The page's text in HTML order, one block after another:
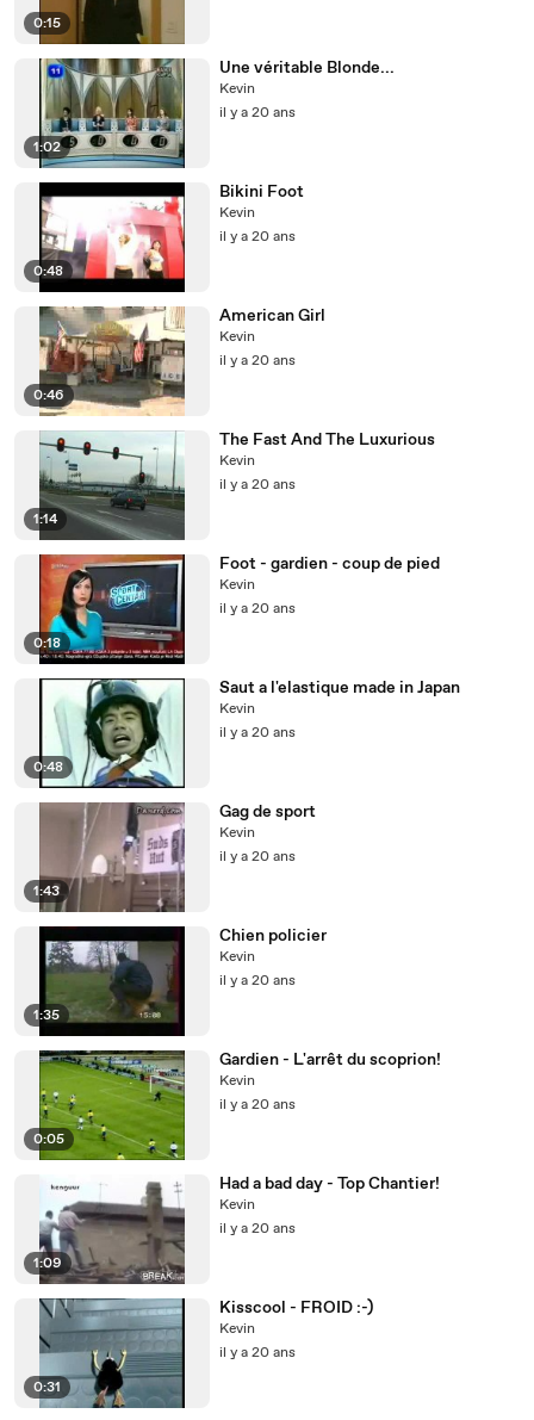
0:15
1:02
Une véritable Blonde...
Kevin
il y a 20 ans
0:48
Bikini Foot
Kevin
il y a 20 ans
0:46
American Girl
Kevin
il y a 20 ans
1:14
The Fast And The Luxurious
Kevin
il y a 20 ans
0:18
Foot - gardien - coup de pied
Kevin
il y a 20 ans
0:48
Saut a l'elastique made in Japan
Kevin
il y a 20 ans
1:43
Gag de sport
Kevin
il y a 20 ans
1:35
Chien policier
Kevin
il y a 20 ans
0:05
Gardien - L'arrêt du scoprion!
Kevin
il y a 20 ans
1:09
Had a bad day - Top Chantier!
Kevin
il y a 20 ans
0:31
Kisscool - FROID :-)
Kevin
il y a 20 ans